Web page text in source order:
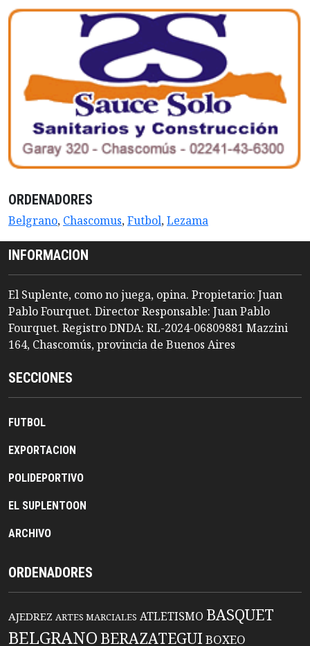
ORDENADORES
Belgrano, Chascomus,Futbol,Lezama
INFORMACION
El Suplente, como no juega, opina. Propietario: Juan
Pablo Fourquet. Director Responsable: Juan Pablo
Fourquet. Registro DNDA: RL-2024-06809881 Mazzini
164, Chascomús, provincia de Buenos Aires
SECCIONES
FUTBOL
EXPORTACION
POLIDEPORTIVO
EL SUPLENTOON
ARCHIVO
ORDENADORES
AJEDREZ ARTES MARCIALES ATLETISMO BASQUET
BELGRANO BERAZATEGUIBOXEO